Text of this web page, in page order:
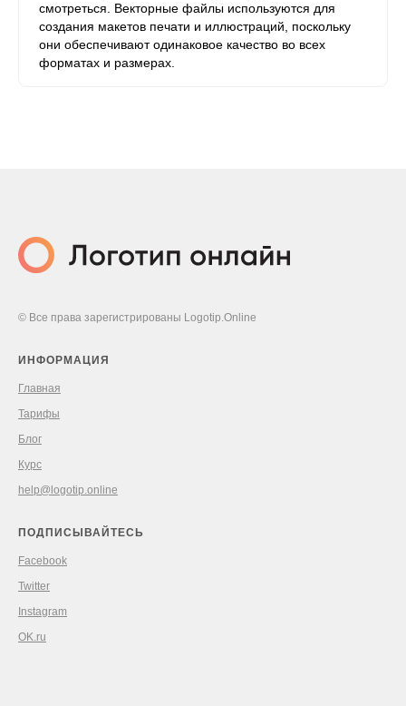
смотреться. Векторные файлы используются для
создания макетов печати и иллюстраций, поскольку
они обеспечивают одинаковое качество во всех
форматах и ​​размерах.
© Все права зарегистрированы Logotip.Online
ИНФОРМАЦИЯ
Главная
Тарифы
Блог
Курс
help@logotip.online
ПОДПИСЫВАЙТЕСЬ
Facebook
Twitter
Instagram
OK.ru